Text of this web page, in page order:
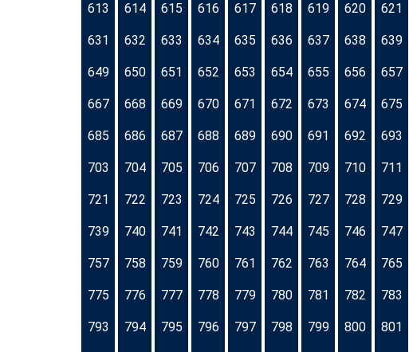
613 614 615 616 617 618 619 620 621
631 632 633 634 635 636 637 638 639
649 650 651 652 653 654 655 656 657
667 668 669 670 671 672 673 674 675
685 686 687 688 689 690 691 692 693
703 704 705 706 707 708 709 710 711
721 722 723 724 725 726 727 728 729
739 740 741 742 743 744 745 746 747
757 758 759 760 761 762 763 764 765
775 776 777 778 779 780 781 782 783
793 794 795 796 797 798 799 800 801